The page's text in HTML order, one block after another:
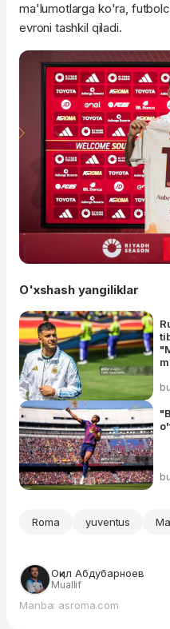
ma'lumotlarga ko'ra,
evroni tashkil qiladi.
O'xshash yangiliklar
Roma yuventus
Оқил Абдубарноев
Muallif
Manba: asroma.com